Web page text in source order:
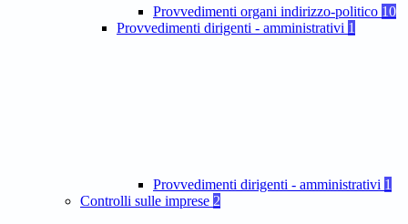
Provvedimenti organi indirizzo-politico 10
Provvedimenti dirigenti - amministrativi 1
Provvedimenti dirigenti - amministrativi 1
Controlli sulle imprese 2